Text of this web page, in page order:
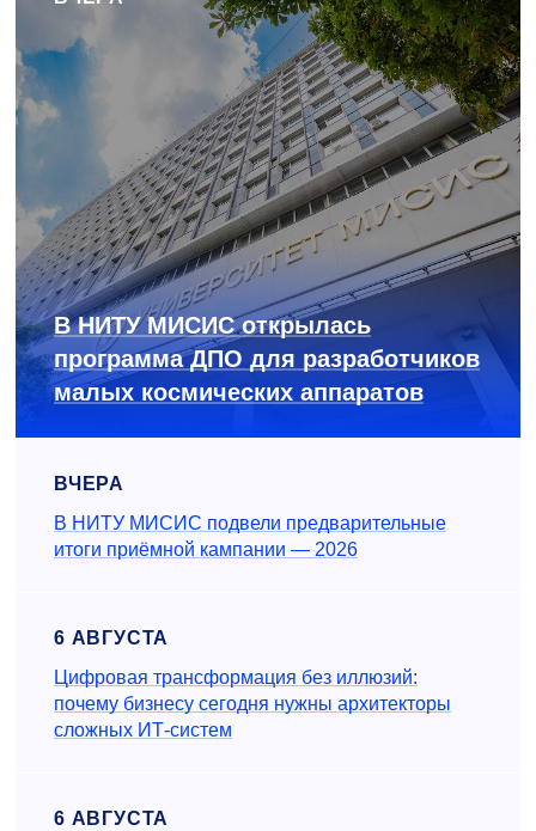
В НИТУ МИСИС открылась
программа ДПО для разработчиков
малых космических аппаратов
ВЧЕРА
В НИТУ МИСИС подвели предварительные
итоги приёмной кампании — 2026
6 АВГУСТА
Цифровая трансформация без иллюзий:
почему бизнесу сегодня нужны архитекторы
сложных ИТ-систем
6 АВГУСТА